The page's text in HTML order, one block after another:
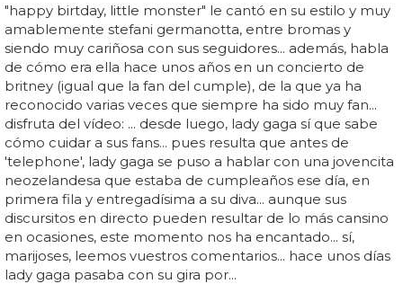
"happy birtday, little monster" le cantó en su estilo y muy
amablemente stefani germanotta, entre bromas y
siendo muy cariñosa con sus seguidores... además, habla
de cómo era ella hace unos años en un concierto de
britney (igual que la fan del cumple), de la que ya ha
reconocido varias veces que siempre ha sido muy fan...
disfruta del vídeo: ... desde luego, lady gaga sí que sabe
cómo cuidar a sus fans... pues resulta que antes de
'telephone', lady gaga se puso a hablar con una jovencita
neozelandesa que estaba de cumpleaños ese día, en
primera fila y entregadísima a su diva... aunque sus
discursitos en directo pueden resultar de lo más cansino
en ocasiones, este momento nos ha encantado... sí,
marijoses, leemos vuestros comentarios... hace unos días
lady gaga pasaba con su gira por...